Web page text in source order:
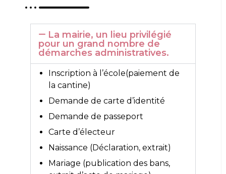
La mairie, un lieu privilégié
pour un grand nombre de
démarches administratives.
Inscription à l’école(paiement de
la cantine)
Demande de carte d’identité
Demande de passeport
Carte d’électeur
Naissance (Déclaration, extrait)
Mariage (publication des bans,